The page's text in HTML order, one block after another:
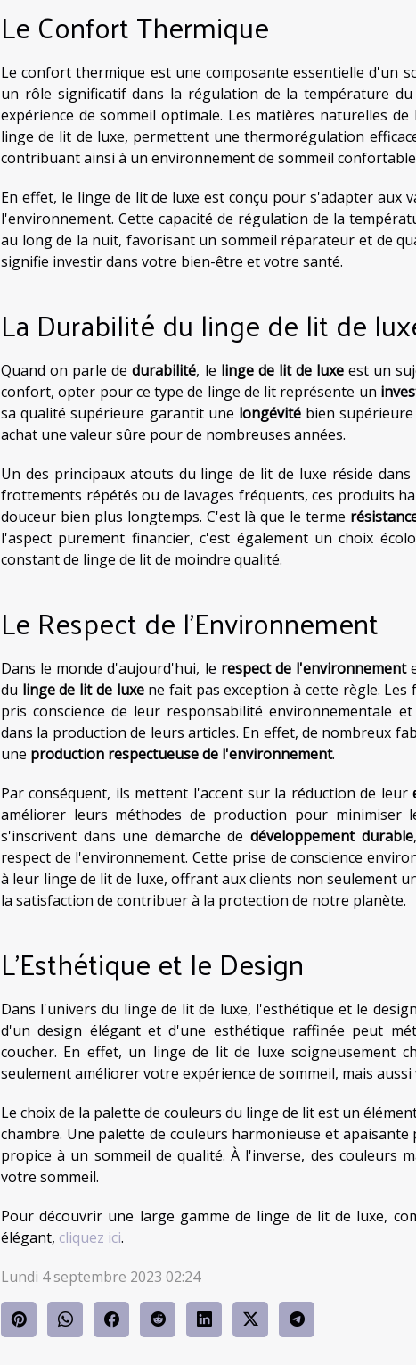
Le Confort Thermique
Le confort thermique est une composante essentielle d'un
un rôle significatif dans la régulation de la température
expérience de sommeil optimale. Les matières naturelles
linge de lit de luxe, permettent une thermorégulation
contribuant ainsi à un environnement de sommeil
En effet, le linge de lit de luxe est conçu pour s'adapter aux
l'environnement. Cette capacité de régulation de la
au long de la nuit, favorisant un sommeil réparateur et de
signifie investir dans votre bien-être et votre santé.
La Durabilité du linge de lit de
Quand on parle dedurabilité, le linge de lit de luxe est un
confort, opter pour ce type de linge de lit représente un
sa qualité supérieure garantit une longévité bien
achat une valeur sûre pour de nombreuses années.
Un des principaux atouts du linge de lit de luxe réside dans
frottements répétés ou de lavages fréquents, ces produits
douceur bien plus longtemps. C'est là que le terme
l'aspect purement financier, c'est également un choix
constant de linge de lit de moindre qualité.
Le Respect de l'Environnement
Dans le monde d'aujourd'hui, le respect de l'environnement
du linge de lit de luxene fait pas exception à cette règle.
pris conscience de leur responsabilité environnementale
dans la production de leurs articles. En effet, de nombreux
une production respectueuse de l'environnement.
Par conséquent, ils mettent l'accent sur la réduction de leur
améliorer leurs méthodes de production pour minimiser
s'inscrivent dans une démarche dedéveloppement durable
respect de l'environnement. Cette prise de conscience
à leur linge de lit de luxe, offrant aux clients non seulement
la satisfaction de contribuer à la protection de notre planète.
L'Esthétique et le Design
Dans l'univers du linge de lit de luxe, l'esthétique et le
d'un design élégant et d'une esthétique raffinée peut
coucher. En effet, un linge de lit de luxe soigneusement
seulement améliorer votre expérience de sommeil, mais
Le choix de la palette de couleurs du linge de lit est un
chambre. Une palette de couleurs harmonieuse et
propice à un sommeil de qualité. À l'inverse, des couleurs
votre sommeil.
Pour découvrir une large gamme de linge de lit de luxe,
élégant, cliquez ici.
Lundi 4 septembre 2023 02:24